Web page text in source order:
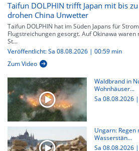
Taifun DOLPHIN trifft Japan mit bis
drohen China Unwetter
Taifun DOLPHIN hat im Süden Japans für
Flugstreichungen gesorgt. Auf Okinawa
St...
Veröffentlicht: Sa 08.08.2026 | 00:59 min
Zum Video
Waldbrand in
Wohnhäuser...
Sa 08.08.2026 |
Ungarn:
Wasserstän...
Sa 08.08.2026 |